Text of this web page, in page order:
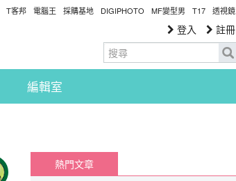
T客邦 電腦王 採購基地 DIGIPHOTO MF變型男 T17 透視鏡
登入 註冊
編輯室
熱門文章